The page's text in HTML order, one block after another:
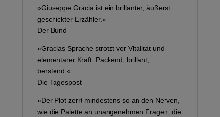
»Giuseppe Gracia ist ein brillanter, äußerst
geschickter Erzähler.«
Der Bund
»Gracias Sprache strotzt vor Vitalität und
elementarer Kraft. Packend, brillant,
berstend.«
Die Tagespost
»Der Plot zerrt mindestens so an den Nerven,
wie die Palette an unangenehmen Fragen, die